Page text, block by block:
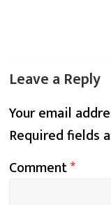
Leave a Reply
Your email
Required fields
Comment*